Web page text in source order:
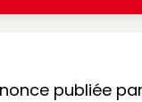
publiée par